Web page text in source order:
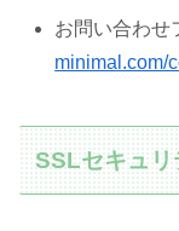
お問い合わせ
minimal.com/
SSLセキュ